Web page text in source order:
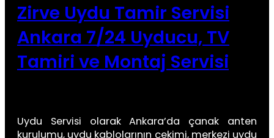
Zirve Uydu Tamir Servisi
Ankara 7/24 Uyducu, TV
Tamiri ve Montaj Servisi
Uydu Servisi olarak Ankara’da çanak anten
kurulumu, uydu kablolarının çekimi, merkezi uydu